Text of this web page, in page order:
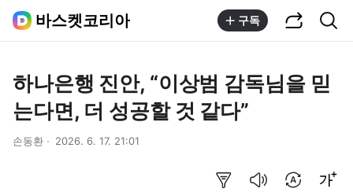
바스켓코리아 구독
하나은행 진안, “이상범 감독님을 믿
는다면, 더 성공할 것 같다”
손동환 2026. 6. 17. 21:01